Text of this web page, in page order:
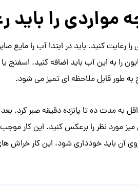
مواردی را باید
را رعایت کنید. باید در ابتدا آب را مایع
را به این آب باید اضافه کنید. اسفنج یا
طور قابل ملاحظه ای تمیز می شود.
مدت ده تا پانزده دقیقه صبر کرد. بعد
مورد نظر را برعکس کنید. این کار
آن باید خودداری شود. این کار خراش